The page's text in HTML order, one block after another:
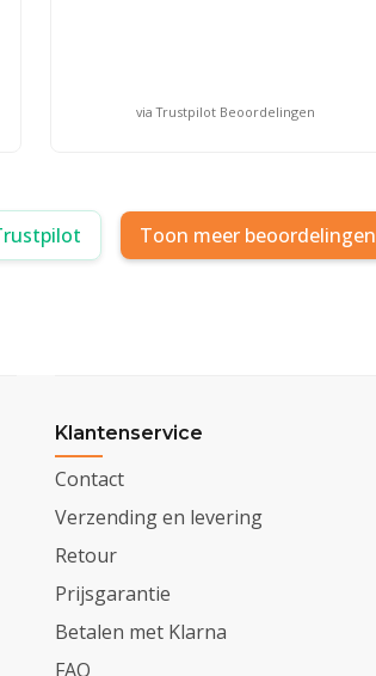
via Trustpilot Beoordelingen
Toon meer beoordelingen
Klantenservice
Contact
Verzending en levering
Retour
Prijsgarantie
Betalen met Klarna
FAQ